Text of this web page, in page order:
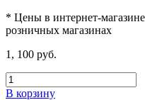
* Цены в интернет-
розничных магазинах
1, 100 руб.
В корзину